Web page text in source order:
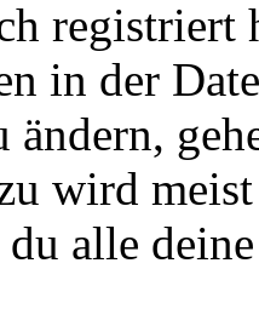
registriert
in der
ändern,
wird
alle